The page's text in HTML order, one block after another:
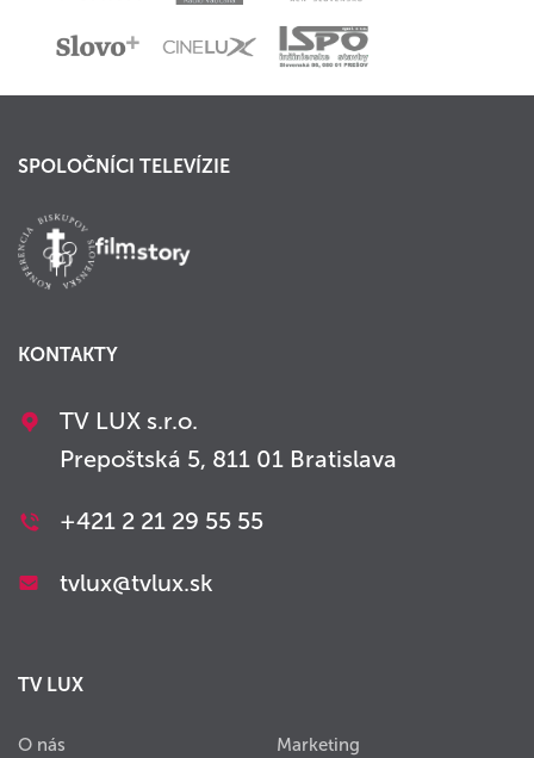
SPOLOČNÍCI TELEVÍZIE
KONTAKTY
TV LUX s.r.o.
Prepoštská 5, 811 01 Bratislava
+421 2 21 29 55 55
tvlux@tvlux.sk
TV LUX
O nás Marketing